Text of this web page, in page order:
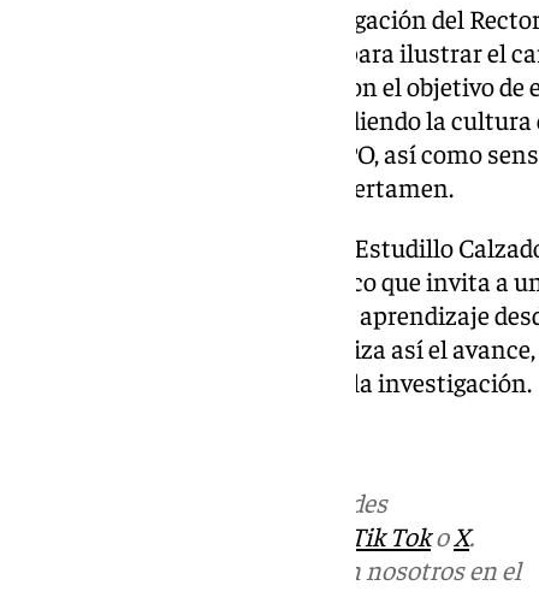
Como novedad este año, la Delegación del
convocado el primer concurso para ilustrar el
Universidad Pablo de Olavide, con el objetivo
comunidad universitaria difundiendo la cultura
las personas que integran la UPO, así como
de la difusión de la imagen del certamen.
La propuesta creativa de Laura Estudillo
transmitir un «concepto artístico que invita a
conocimiento, la curiosidad y el aprendizaje
Su propuesta cromática simboliza así el
que nos brindan la educación y la investigación.
en las redes
Tik TokoX.
Puedes ponerte en contacto con nosotros en el